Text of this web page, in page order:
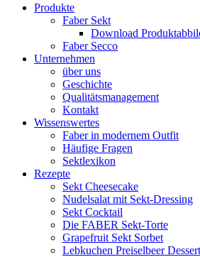
Produkte
Faber Sekt
Download
Faber Secco
Unternehmen
über uns
Geschichte
Qualitätsmanagement
Kontakt
Wissenswertes
Faber in modernem Outfit
Häufige Fragen
Sektlexikon
Rezepte
Sekt Cheesecake
Nudelsalat mit Sekt-Dressing
Sekt Cocktail
Die FABER Sekt-Torte
Grapefruit Sekt Sorbet
Lebkuchen Preiselbeer Dessert